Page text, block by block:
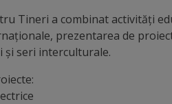
Tineri a combinat activități
prezentarea de
și seri interculturale.